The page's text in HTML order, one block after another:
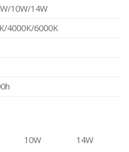
10W/14W
4000K/6000K
10W 14W